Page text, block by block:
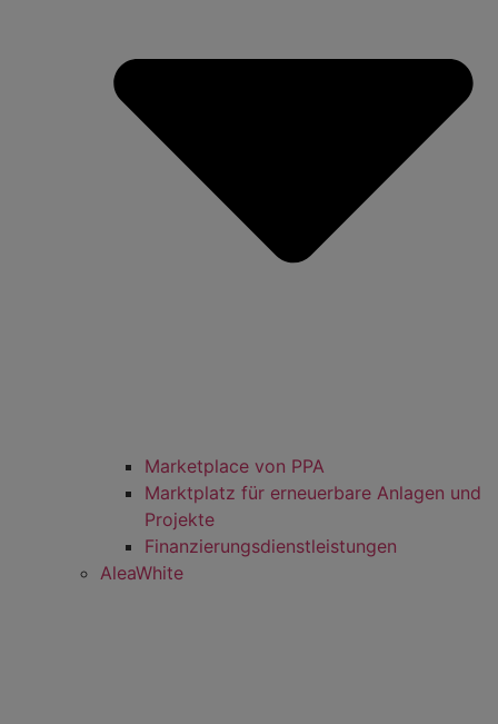
Marketplace von PPA
Marktplatz für erneuerbare Anlagen und
Projekte
Finanzierungsdienstleistungen
AleaWhite